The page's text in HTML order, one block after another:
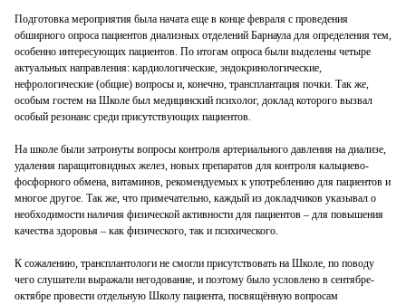
Подготовка мероприятия была начата еще в конце февраля с проведения
обширного опроса пациентов диализных отделений Барнаула для определения тем,
особенно интересующих пациентов. По итогам опроса были выделены четыре
актуальных направления: кардиологические, эндокринологические,
нефрологические (общие) вопросы и, конечно, трансплантация почки. Так же,
особым гостем на Школе был медицинский психолог, доклад которого вызвал
особый резонанс среди присутствующих пациентов.
На школе были затронуты вопросы контроля артериального давления на диализе,
удаления паращитовидных желез, новых препаратов для контроля кальциево-
фосфорного обмена, витаминов, рекомендуемых к употреблению для пациентов и
многое другое. Так же, что примечательно, каждый из докладчиков указывал о
необходимости наличия физической активности для пациентов ‒ для повышения
качества здоровья ‒ как физического, так и психического.
К сожалению, трансплантологи не смогли присутствовать на Школе, по поводу
чего слушатели выражали негодование, и поэтому было условлено в сентябре-
октябре провести отдельную Школу пациента, посвящённую вопросам